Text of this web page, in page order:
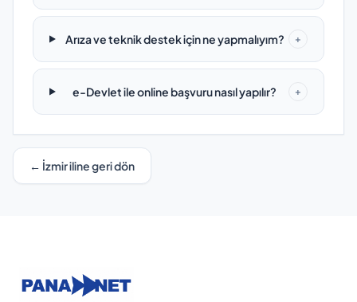
Arıza ve teknik destek için ne yapmalıyım? +
e-Devlet ile online başvuru nasıl yapılır? +
← İzmir iline geri dön